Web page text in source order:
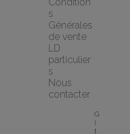
s
Générales
de vente
LD
particulier
s
Nous
contacter
G
î
t